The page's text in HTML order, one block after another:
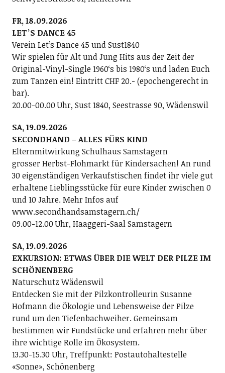
FR, 18.09.2026
LETʼS DANCE 45
Verein Letʼs Dance 45 und Sust1840
Wir spielen für Alt und Jung Hits aus der Zeit der
Original-Vinyl-Single 1960ʻs bis 1980ʻs und laden Euch
zum Tanzen ein! Eintritt CHF 20.- (epochengerecht in
bar).
20.00-00.00 Uhr, Sust 1840, Seestrasse 90, Wädenswil
SA, 19.09.2026
SECONDHAND – ALLES FÜRS KIND
Elternmitwirkung Schulhaus Samstagern
grosser Herbst-Flohmarkt für Kindersachen! An rund
30 eigenständigen Verkaufstischen findet ihr viele gut
erhaltene Lieblingsstücke für eure Kinder zwischen 0
und 10 Jahre. Mehr Infos auf
www.secondhandsamstagern.ch/
09.00-12.00 Uhr, Haaggeri-Saal Samstagern
SA, 19.09.2026
EXKURSION: ETWAS ÜBER DIE WELT DER PILZE IM
SCHÖNENBERG
Naturschutz Wädenswil
Entdecken Sie mit der Pilzkontrolleurin Susanne
Hofmann die Ökologie und Lebensweise der Pilze
rund um den Tiefenbachweiher. Gemeinsam
bestimmen wir Fundstücke und erfahren mehr über
ihre wichtige Rolle im Ökosystem.
13.30-15.30 Uhr, Treffpunkt: Postautohaltestelle
«Sonne», Schönenberg